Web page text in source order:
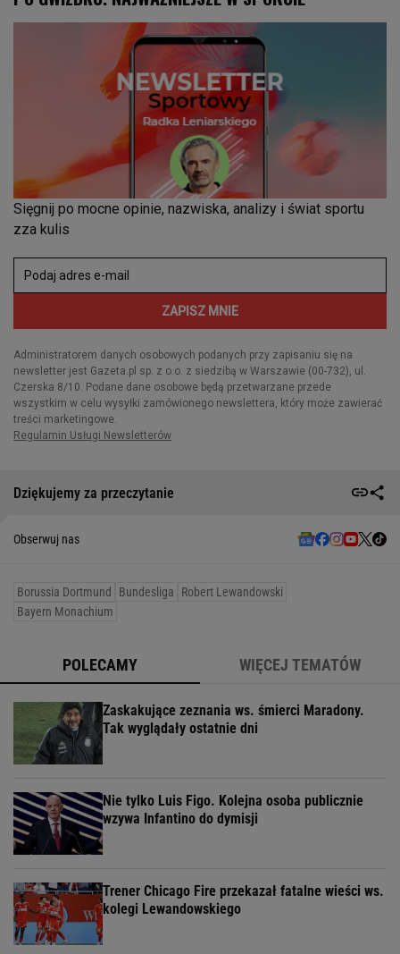
Dziękujemy za przeczytanie
Obserwuj nas
Borussia Dortmund Bundesliga
Robert Lewandowski
Bayern Monachium
POLECAMY WIĘCEJ TEMATÓW
Zaskakujące zeznania ws. śmierci Maradony.
Tak wyglądały ostatnie dni
Nie tylko Luis Figo. Kolejna osoba publicznie
wzywa Infantino do dymisji
Trener Chicago Fire przekazał fatalne wieści ws.
kolegi Lewandowskiego